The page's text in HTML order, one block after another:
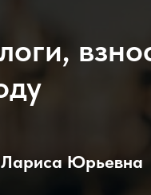
Лариса Юрьевна